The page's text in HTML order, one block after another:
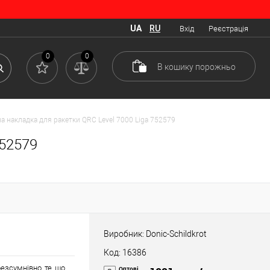
Вхід Реєстрація
UA RU
0 0
В кошику порожньо
накладка для ракетки QRC Level 7000 Liga 752579
те, що
Виробник: Donic-Schildkrot
Код: 16386